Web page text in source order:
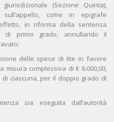
(Sezione Quinta),
sull’appello, come in epigrafe
in riforma della sentenza
di primo grado, annullando il
delle spese di lite in favore
misura complessiva di € 6.000,00,
ciascuna, per il doppio grado di
sia eseguita dall’autorità